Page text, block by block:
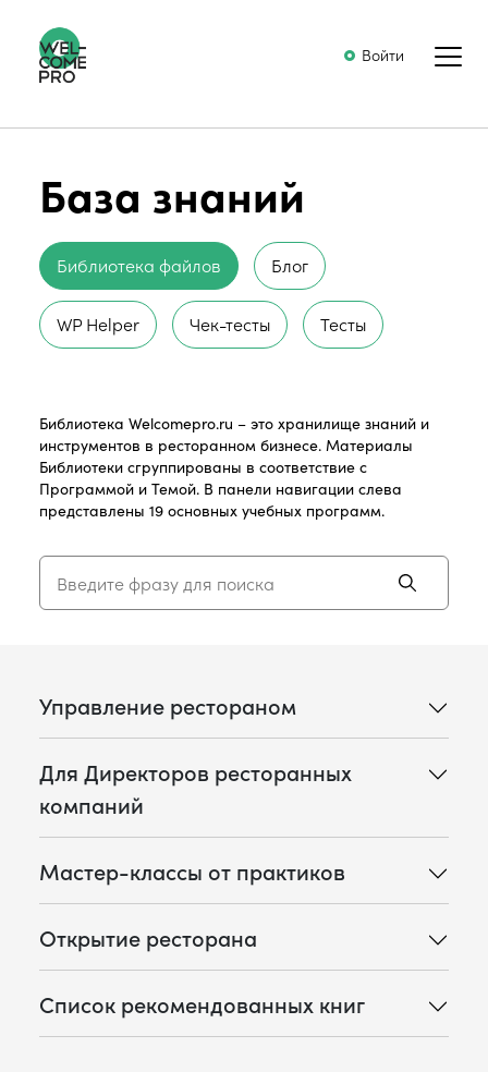
Войти
База знаний
Библиотека файлов Блог
WP Helper Чек-тесты Тесты
Библиотека Welcomepro.ru – это хранилище знаний и
инструментов в ресторанном бизнесе. Материалы
Библиотеки сгруппированы в соответствие с
Программой и Темой. В панели навигации слева
представлены 19 основных учебных программ.
Управление рестораном
Для Директоров ресторанных
компаний
Мастер-классы от практиков
Открытие ресторана
Список рекомендованных книг